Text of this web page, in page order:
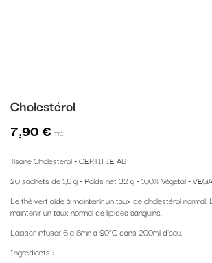
Cholestérol
7,90 € TTC
Tisane Cholestérol - CERTIFIE AB
20 sachets de 1,6 g - Poids net 32 g - 100% Végétal -
Le thé vert aide à maintenir un taux de cholestérol normal.
maintenir un taux normal de lipides sanguins.
Laisser infuser 6 à 8mn à 90°C dans 200ml d'eau.
Ingrédients :